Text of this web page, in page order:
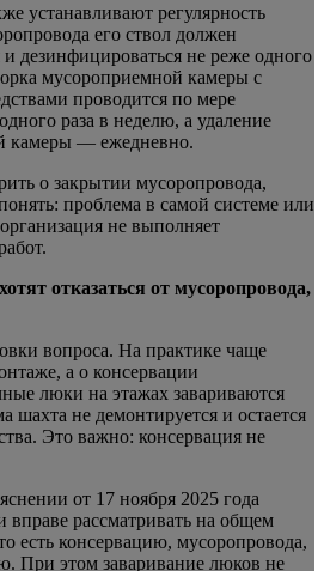
устанавливают регулярность
его ствол должен
дезинфицироваться не реже одного
мусороприемной камеры с
проводится по мере
раза в неделю, а удаление
камеры — ежедневно.
о закрытии мусоропровода,
проблема в самой системе или
не выполняет
отказаться от мусоропровода,
вопроса. На практике чаще
а о консервации
люки на этажах завариваются
шахта не демонтируется и остается
Это важно: консервация не
от 17 ноября 2025 года
вправе рассматривать на общем
есть консервацию, мусоропровода,
При этом заваривание люков не